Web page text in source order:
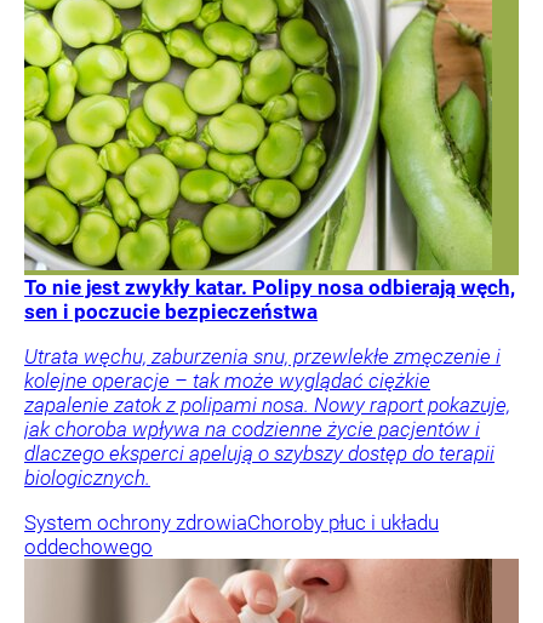
To nie jest zwykły katar. Polipy nosa odbierają węch,
sen i poczucie bezpieczeństwa
Utrata węchu, zaburzenia snu, przewlekłe zmęczenie i
kolejne operacje – tak może wyglądać ciężkie
zapalenie zatok z polipami nosa. Nowy raport pokazuje,
jak choroba wpływa na codzienne życie pacjentów i
dlaczego eksperci apelują o szybszy dostęp do terapii
biologicznych.
System ochrony zdrowiaChoroby płuc i układu
oddechowego